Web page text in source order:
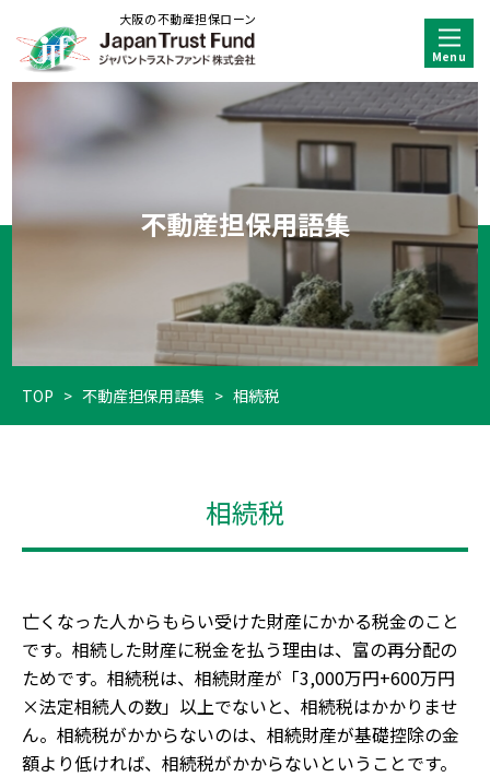
大阪の不動産担保ローン
不動産担保用語集
TOP > 不動産担保用語集 > 相続税
相続税
亡くなった人からもらい受けた財産にかかる税金のこと
です。相続した財産に税金を払う理由は、富の再分配の
ためです。相続税は、相続財産が「3,000万円+600万円
×法定相続人の数」以上でないと、相続税はかかりませ
ん。相続税がかからないのは、相続財産が基礎控除の金
額より低ければ、相続税がかからないということです。